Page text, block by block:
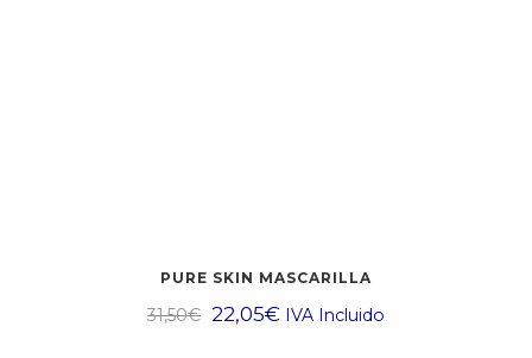
PURE SKIN MASCARILLA
31,50€ 22,05€ IVA Incluido